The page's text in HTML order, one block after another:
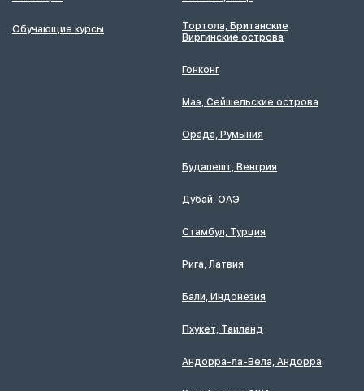
Обучающие курсы
Тортола, Британские
Виргинские острова
Гонконг
Маэ, Сейшельские острова
Орада, Румыния
Будапешт, Венгрия
Дубай, ОАЭ
Стамбул, Турция
Рига, Латвия
Бали, Индонезия
Пхукет, Таиланд
Андорра-ла-Вела, Андорра